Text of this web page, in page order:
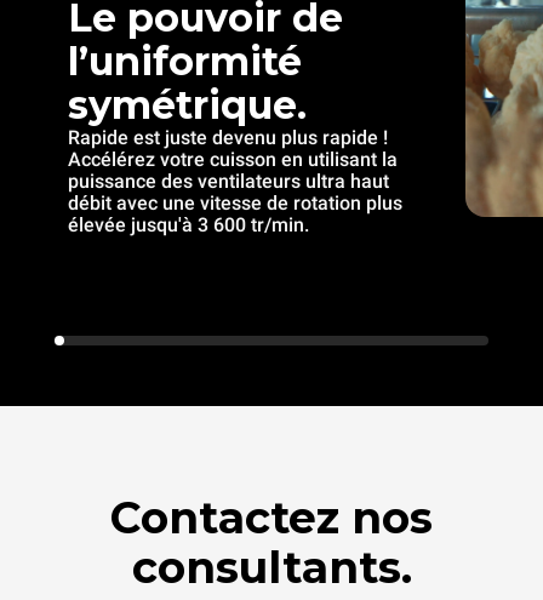
Le pouvoir de
l’uniformité
symétrique.
Rapide est juste devenu plus rapide !
Accélérez votre cuisson en utilisant la
puissance des ventilateurs ultra haut
débit avec une vitesse de rotation plus
élevée jusqu'à 3 600 tr/min.
Contactez nos
consultants.